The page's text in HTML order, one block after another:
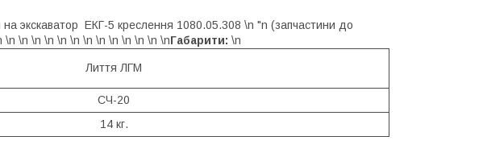
экскаватор ЕКГ-5 креслення 1080.05.308 \n "n (запчастини до
\n \n \n \n \n \n \n \n \n \n \n \n
Лиття ЛГМ
СЧ-20
14 кг.
\nГабарити: \n